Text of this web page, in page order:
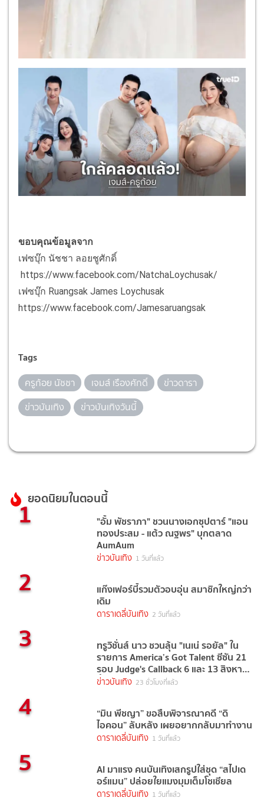
ขอบคุณข้อมูลจาก
เฟซบุ๊ก นัชชา ลอยชูศักดิ์
https://www.facebook.com/NatchaLoychusak/
เฟซบุ๊ก Ruangsak James Loychusak
https://www.facebook.com/Jamesaruangsak
Tags
ครูก้อย นัชชา เจมส์ เรืองศักดิ์
ข่าวดารา
ข่าวบันเทิง
ข่าวบันเทิงวันนี้
ยอดนิยมในตอนนี้
1 "อั้ม พัชราภา" ชวนนางเอกซุปตาร์ "แอน
ทองประสม - แต้ว ณฐพร" บุกตลาด
AumAum
ข่าวบันเทิง 1 วันที่แล้ว
2 แก๊งเฟอร์บี้รวมตัวอบอุ่น สมาชิกใหญ่กว่า
เดิม
ดาราเดลี่บันเทิง 2 วันที่แล้ว
3 ทรูวิชั่นส์ นาว ชวนลุ้น "เนเน่ รอยัล" ใน
รายการ America’s Got Talent ซีซัน 21
รอบ Judge's Callback 6 และ 13 สิงหาคม
นี้
ข่าวบันเทิง 23 ชั่วโมงที่แล้ว
4 “มิน พีชญา” ขอสืบพิจารณาคดี “ดิ
ไอคอน” ลับหลัง เผยอยากกลับมาทำงาน
ดาราเดลี่บันเทิง 1 วันที่แล้ว
5 AI มาแรง คนบันเทิงเสกรูปใส่ชุด “สไปเด
อร์แมน” ปล่อยใยแมงมุมเต็มโชเชียล
ดาราเดลี่บันเทิง 1 วันที่แล้ว